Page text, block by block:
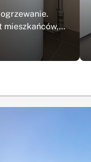
mieszkańców,…